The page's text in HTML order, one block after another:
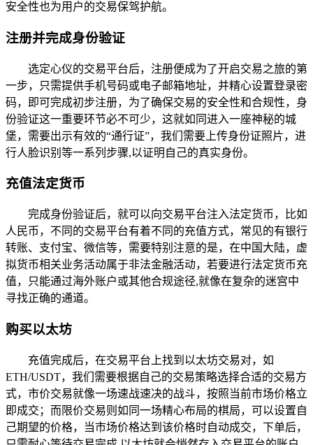
安全性也为用户的交易保驾护航。
注册并完成身份验证
选定心仪的交易平台后，注册便成为了开启交易之旅的第
一步，只需提供手机号码或电子邮箱地址，并精心设置登录密
码，即可完成初步注册，为了确保交易的安全性和合规性，身
份验证这一重要环节必不可少，这就如同进入一座神秘的城
堡，需要出示有效的“通行证”，我们需要上传身份证照片，进
行人脸识别等一系列步骤,以证明自己的真实身份。
充值法定货币
完成身份验证后，就可以向交易平台注入法定货币，比如
人民币，不同的交易平台有着不同的充值方式，常见的有银行
转账、支付宝、微信等，需要特别注意的是，在中国大陆，虚
拟货币相关业务活动属于非法金融活动，若要进行法定货币充
值，只能通过海外账户或其他合规途径,就像在复杂的迷宫中
寻找正确的通道。
购买以太坊
充值完成后，在交易平台上找到以太坊交易对，如
ETH/USDT，我们需要根据自己的交易策略选择合适的交易方
式，市价交易就像一场速战速决的战斗，按照当前市场价格立
即成交；而限价交易则如同一场精心布局的棋局，可以设置自
己期望的价格，当市场价格达到该价格时自动成交，下单后，